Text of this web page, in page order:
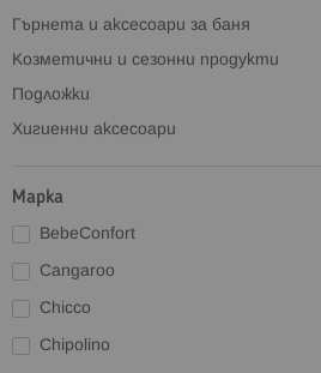
Гърнета и аксесоари за баня
Козметични и сезонни продукти
Подложки
Хигиенни аксесоари
Марка
BebeConfort
Cangaroo
Chicco
Chipolino